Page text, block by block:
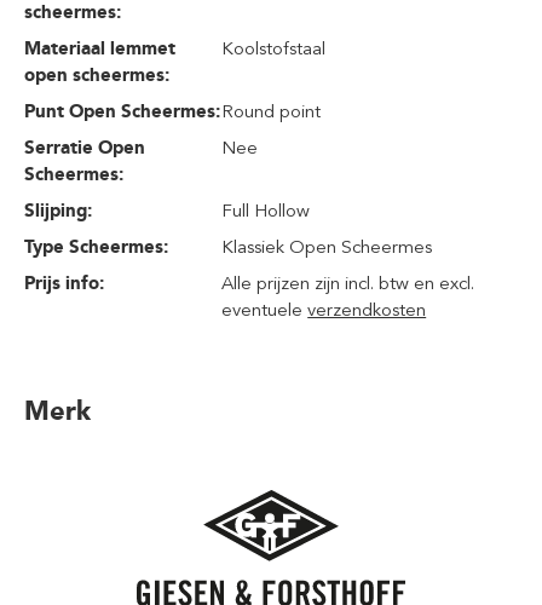
scheermes:
Materiaal lemmet
open scheermes:
Koolstofstaal
Punt Open Scheermes:Round point
Serratie Open
Scheermes:
Nee
Slijping:
Full Hollow
Type Scheermes:
Klassiek Open Scheermes
Prijs info:
Alle prijzen zijn incl. btw en excl.
eventueleverzendkosten
Merk